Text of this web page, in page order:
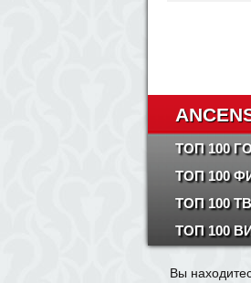
ТОП 100
ТОП 100
ТОП 100 ТВ
ТОП 100
Вы